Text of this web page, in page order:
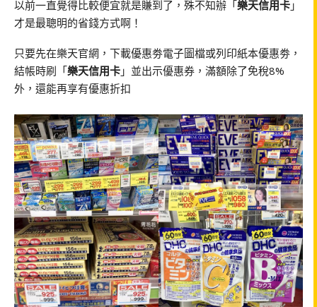
以前一直覺得比較便宜就是賺到了，殊不知辦「樂天信用卡 」
才是最聰明的省錢方式啊！
只要先在樂天官網，下載優惠劵電子圖檔或列印紙本優惠劵，
結帳時刷「樂天信用卡 」並出示優惠券，滿額除了免稅8%
外，還能再享有優惠折扣